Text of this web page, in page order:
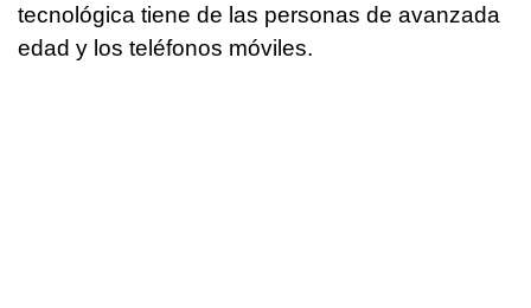
tecnológica tiene de las personas de avanzada
edad y los teléfonos móviles.